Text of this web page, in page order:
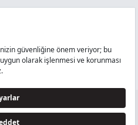
C
SAN. LTD. ŞTİ..’E AİTTİR
Aydınlatma Metni - Veri Sahibi Başvuru